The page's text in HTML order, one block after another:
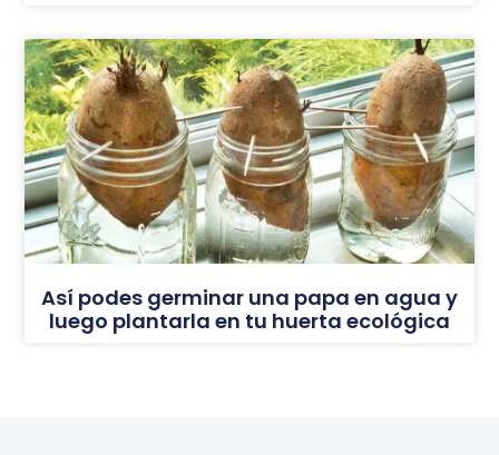
Así podes germinar una papa en agua y
luego plantarla en tu huerta ecológica